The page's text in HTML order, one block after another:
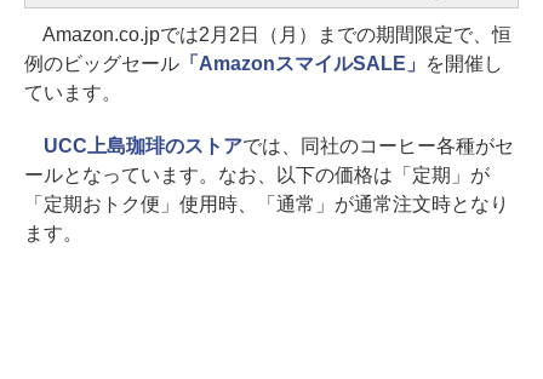
Amazon.co.jpでは2月2日（月）までの期間限定で、恒
例のビッグセール「AmazonスマイルSALE」
を開催し
ています。
UCC上島珈琲のストアでは、同社のコーヒー各種がセ
ールとなっています。なお、以下の価格は「定期」が
「定期おトク便」使用時、「通常」が通常注文時となり
ます。